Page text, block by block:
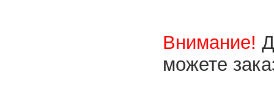
Внимание!
можете